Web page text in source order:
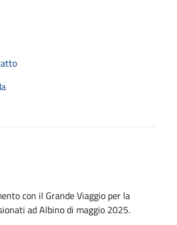
con il Grande Viaggio per la
ad Albino di maggio 2025.